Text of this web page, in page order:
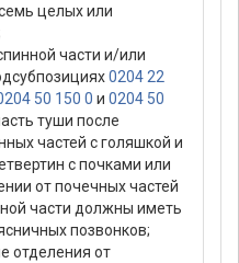
целых или
части и/или
0204 22
50 150 0 и 0204 50
туши после
частей с голяшкой и
с почками или
от почечных частей
части должны иметь
позвонков;
отделения от